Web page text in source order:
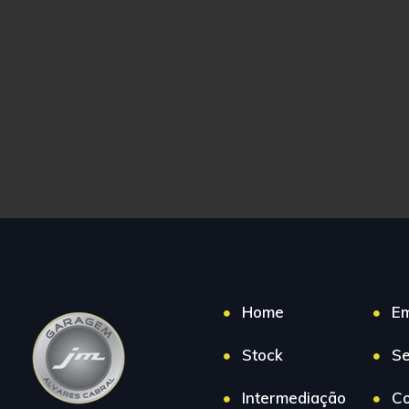
Home
Stock
Intermediação